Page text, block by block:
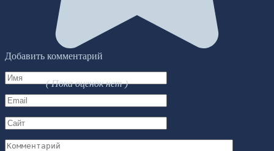
( Пока оценок нет )
Добавить комментарий
Имя
*
Email
*
Сайт
Комментарий